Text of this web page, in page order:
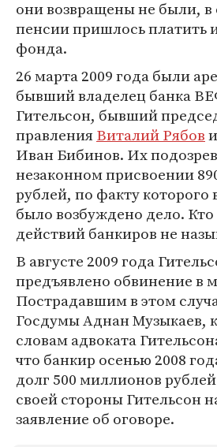
они возвращены не были, в
пенсии пришлось платить
фонда.
26 марта 2009 года были
бывший владелец банка
Гительсон, бывший
правленияВиталий Рябов
Иван Бибинов. Их
незаконном присвоении
рублей, по факту которого
было возбуждено дело.
действий банкиров не
В августе 2009 года
предъявлено обвинение в
Пострадавшим в этом
Госдумы Аднан Музыкаев,
словам адвоката
что банкир осенью 2008
долг 500 миллионов
своей стороны Гительсон
заявление об оговоре.